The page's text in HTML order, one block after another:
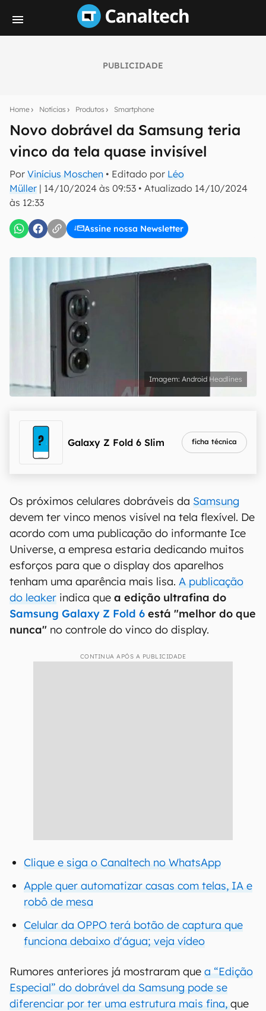
PUBLICIDADE
Home Notícias Produtos Smartphone
Novo dobrável da Samsung teria
vinco da tela quase invisível
Por Vinícius Moschen • Editado por Léo
Müller | 14/10/2024 às 09:53 • Atualizado 14/10/2024
às 12:33
Assine nossa Newsletter
notícias e reviews sobre tecnologia em primeira
E-mail
Confirmo que li, aceito e concordo com os
Android Headlines
Galaxy Z Fold 6 Slim ficha técnica
Os próximos celulares dobráveis da Samsung
devem ter vinco menos visível na tela flexível. De
acordo com uma publicação do informante Ice
Universe, a empresa estaria dedicando muitos
esforços para que o display dos aparelhos
tenham uma aparência mais lisa. A publicação
do leaker indica que a edição ultrafina do
Samsung Galaxy Z Fold 6 está "melhor do que
nunca" no controle do vinco do display.
CONTINUA APÓS A PUBLICIDADE
Clique e siga o Canaltech no WhatsApp
Apple quer automatizar casas com telas, IA e
robô de mesa
Celular da OPPO terá botão de captura que
funciona debaixo d'água; veja vídeo
Rumores anteriores já mostraram que a “Edição
Especial” do dobrável da Samsung pode se
diferenciar por ter uma estrutura mais fina, que